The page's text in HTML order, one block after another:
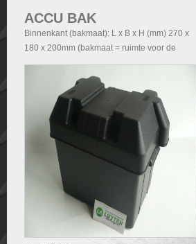
ACCU BAK
Binnenkant (bakmaat): L x B x H (mm) 270 x
180 x 200mm (bakmaat = ruimte voor de
accu). Buitenkant (Totale afmetingen accubak
exclusief deksel): - Zonder handvatten L x B x
H (mm) 290x200x210 - Met handvatten L x B
x H (mm) 340x200x210. Buitenkant (Totale
afmetingen accubak inclusief deksel): L x B x
H (mm) 340x240x280.